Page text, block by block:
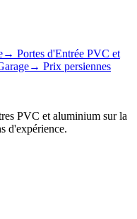
→ Portes d'Entrée PVC et
→ Prix persiennes
PVC et aluminium sur la
d'expérience.